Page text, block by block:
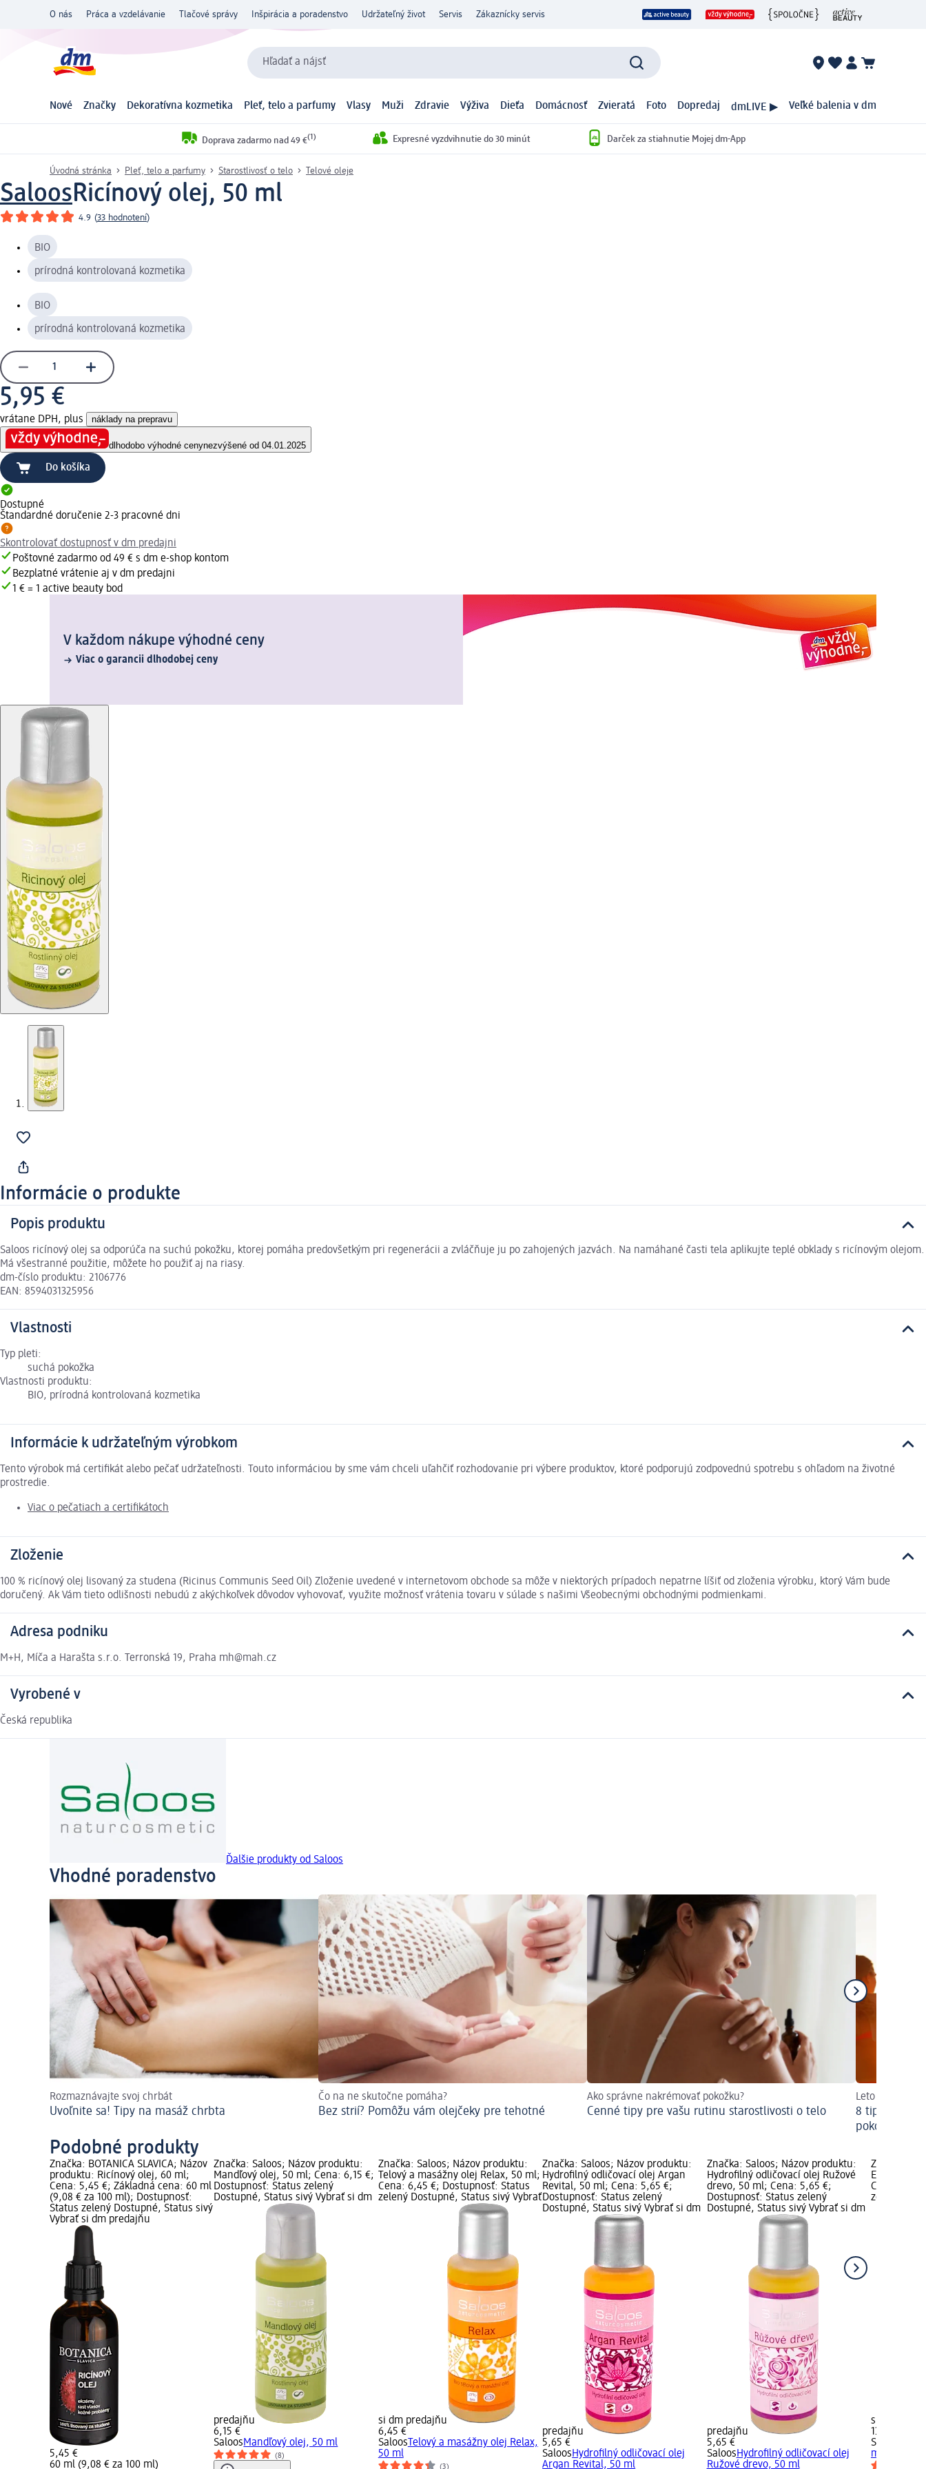
O nás Práca a vzdelávanie Tlačové správy Inšpirácia a poradenstvo Udržateľný život Servis Zákaznícky servis
Hľadať a nájsť
Nové Značky Dekoratívna kozmetika Pleť, telo a parfumy Vlasy Muži Zdravie Výživa Dieťa Domácnosť Zvieratá Foto Dopredaj dmLIVE ▶ Veľké balenia v dm
Doprava zadarmo nad 49 €(1) Expresné vyzdvihnutie do 30 minút Darček za stiahnutie Mojej dm-App
Úvodná stránka Pleť, telo a parfumy Starostlivosť o telo Telové oleje
SaloosRicínový olej, 50 ml
4.9 (33 hodnotení)
BIO
prírodná kontrolovaná kozmetika
BIO
prírodná kontrolovaná kozmetika
5,95 €
vrátane DPH, plus náklady na prepravu
dlhodobo výhodné cenynezvýšené od 04.01.2025
Do košíka
Dostupné
Štandardné doručenie 2-3 pracovné dni
Skontrolovať dostupnosť v dm predajni
Poštovné zadarmo od 49 € s dm e-shop kontom
Bezplatné vrátenie aj v dm predajni
1 € = 1 active beauty bod
V každom nákupe výhodné ceny
Viac o garancii dlhodobej ceny
Informácie o produkte
Popis produktu
Saloos ricínový olej sa odporúča na suchú pokožku, ktorej pomáha predovšetkým pri regenerácii a zvláčňuje ju po zahojených jazvách. Na namáhané časti tela aplikujte teplé obklady s ricínovým olejom.
Má všestranné použitie, môžete ho použiť aj na riasy.
dm-číslo produktu: 2106776
EAN: 8594031325956
Vlastnosti
Typ pleti:
suchá pokožka
Vlastnosti produktu:
BIO, prírodná kontrolovaná kozmetika
Informácie k udržateľným výrobkom
Tento výrobok má certifikát alebo pečať udržateľnosti. Touto informáciou by sme vám chceli uľahčiť rozhodovanie pri výbere produktov, ktoré podporujú zodpovednú spotrebu s ohľadom na životné
prostredie.
Viac o pečatiach a certifikátoch
Zloženie
100 % ricínový olej lisovaný za studena (Ricinus Communis Seed Oil) Zloženie uvedené v internetovom obchode sa môže v niektorých prípadoch nepatrne líšiť od zloženia výrobku, ktorý Vám bude
doručený. Ak Vám tieto odlišnosti nebudú z akýchkoľvek dôvodov vyhovovať, využite možnosť vrátenia tovaru v súlade s našimi Všeobecnými obchodnými podmienkami.
Adresa podniku
M+H, Míča a Harašta s.r.o. Terronská 19, Praha mh@mah.cz
Vyrobené v
Česká republika
Ďalšie produkty od Saloos
Vhodné poradenstvo
Rozmaznávajte svoj chrbát
Uvoľnite sa! Tipy na masáž chrbta
Čo na ne skutočne pomáha?
Bez strií? Pomôžu vám olejčeky pre tehotné
Ako správne nakrémovať pokožku?
Cenné tipy pre vašu rutinu starostlivosti o telo
Leto sa končí,
8 tipov ako
pokožku
Podobné produkty
Značka: BOTANICA SLAVICA; Názov
produktu: Ricínový olej, 60 ml;
Cena: 5,45 €; Základná cena: 60 ml
(9,08 € za 100 ml); Dostupnosť:
Status zelený Dostupné, Status sivý
Vybrať si dm predajňu
5,45 €
60 ml (9,08 € za 100 ml)
Značka: Saloos; Názov produktu:
Mandľový olej, 50 ml; Cena: 6,15 €;
Dostupnosť: Status zelený
Dostupné, Status sivý Vybrať si dm
predajňu
6,15 €
SaloosMandľový olej, 50 ml
(8)
Značka: Saloos; Názov produktu:
Telový a masážny olej Relax, 50 ml;
Cena: 6,45 €; Dostupnosť: Status
zelený Dostupné, Status sivý Vybrať
si dm predajňu
6,45 €
Saloos Telový a masážny olej Relax,
50 ml
(3)
Značka: Saloos; Názov produktu:
Hydrofilný odličovací olej Argan
Revital, 50 ml; Cena: 5,65 €;
Dostupnosť: Status zelený
Dostupné, Status sivý Vybrať si dm
predajňu
5,65 €
SaloosHydrofilný odličovací olej
Argan Revital, 50 ml
Značka: Saloos; Názov produktu:
Hydrofilný odličovací olej Ružové
drevo, 50 ml; Cena: 5,65 €;
Dostupnosť: Status zelený
Dostupné, Status sivý Vybrať si dm
predajňu
5,65 €
SaloosHydrofilný odličovací olej
Ružové drevo, 50 ml
Značka:
Extra Bio
Cena:
zelený
si dm
13,45 €
Saloos
ml